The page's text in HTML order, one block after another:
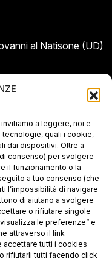
a leggere, noi e
tecnologie, quali i cookie,
dai dispositivi. Oltre a
consenso) per svolgere
il funzionamento o la
a tuo consenso (che
l’impossibilità di navigare
di aiutano a svolgere
o rifiutare singole
le preferenze” e
attraverso il link
accettare tutti i cookies
rifiutarli tutti facendo click
al Natisone (UD)